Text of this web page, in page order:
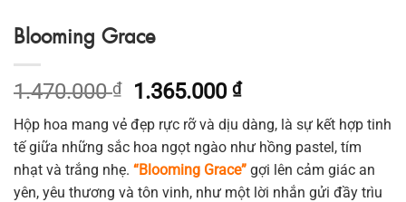
Blooming Grace
1.470.000₫
Giá
gốc
là:
1.470.000 ₫.
1.365.000₫Giá
hiện
tại
là:
1.365.000 ₫.
Hộp hoa mang vẻ đẹp rực rỡ và dịu dàng, là sự kết hợp tinh
tế giữa những sắc hoa ngọt ngào như hồng pastel, tím
nhạt và trắng nhẹ. “Blooming Grace” gợi lên cảm giác an
yên, yêu thương và tôn vinh, như một lời nhắn gửi đầy trìu